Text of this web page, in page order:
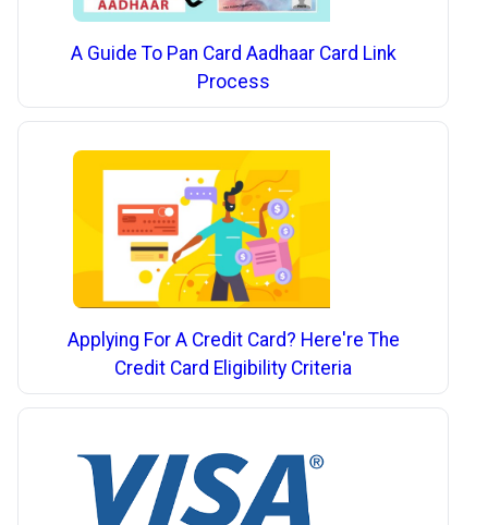
A Guide To Pan Card Aadhaar Card Link
Process
Applying For A Credit Card? Here're The
Credit Card Eligibility Criteria